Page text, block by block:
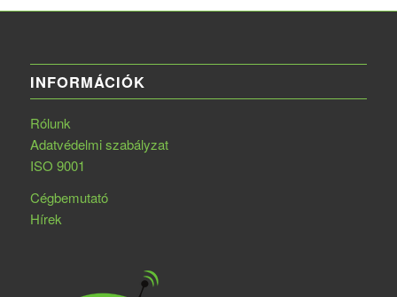
INFORMÁCIÓK
Rólunk
Adatvédelmi szabályzat
ISO 9001
Cégbemutató
Hírek